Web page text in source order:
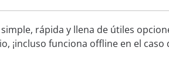
rápida y llena de útiles
funciona offline en el caso